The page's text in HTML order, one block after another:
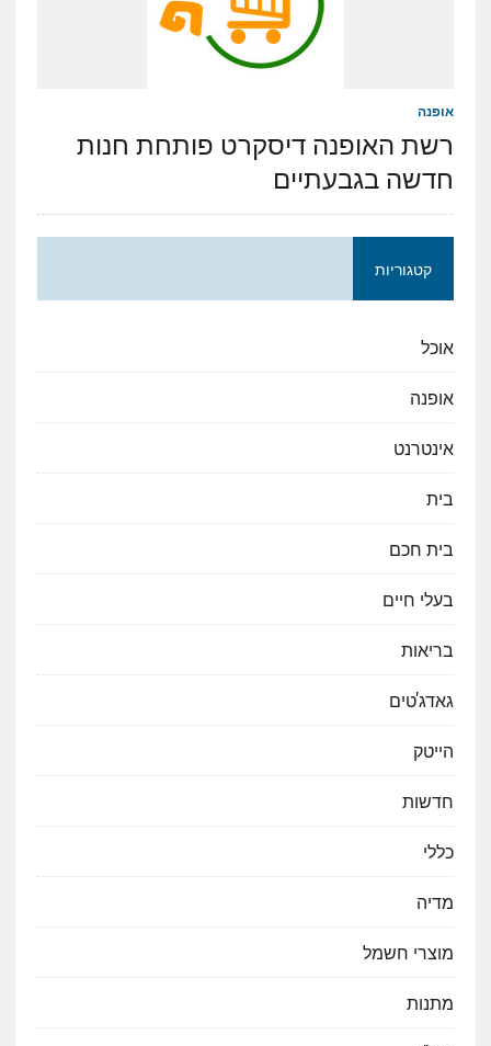
אופנה
רשת האופנה דיסקרט פותחת חנות
חדשה בגבעתיים
קטגוריות
אוכל
אופנה
אינטרנט
בית
בית חכם
בעלי חיים
בריאות
גאדג'טים
הייטק
חדשות
כללי
מדיה
מוצרי חשמל
מתנות